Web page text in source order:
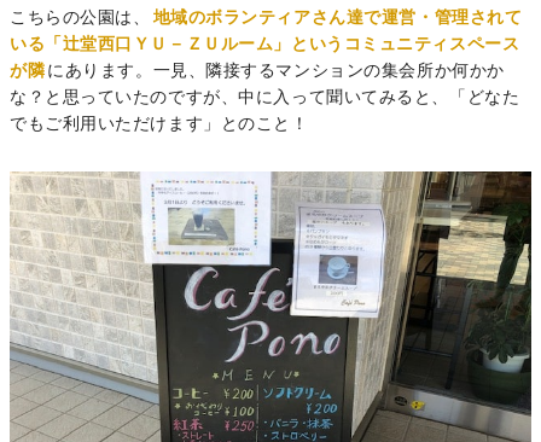
こちらの公園は、
地域のボランティアさん達で運営・管理されて
いる「辻堂西口ＹＵ－ＺＵルーム」というコミュニティスペース
が隣 にあります。一見、隣接するマンションの集会所か何かか
な？と思っていたのですが、中に入って聞いてみると、「どなた
でもご利用いただけます」とのこと！